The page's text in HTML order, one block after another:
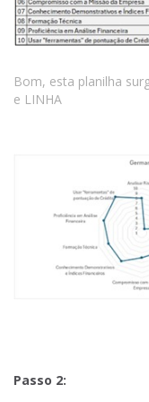
Bom, esta planilha
e LINHA
Passo 2: